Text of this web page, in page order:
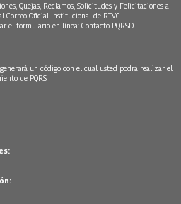
Quejas, Reclamos, Solicitudes y Felicitaciones a
Oficial Institucional de RTVC
el formulario en línea: Contacto PQRSD.
un código con el cual usted podrá realizar el
de PQRS